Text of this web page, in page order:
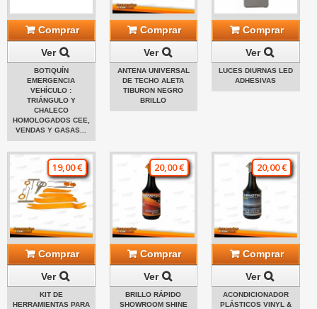
Comprar
Ver
BOTIQUÍN
EMERGENCIA
VEHÍCULO :
TRIÁNGULO Y
CHALECO
HOMOLOGADOS CEE,
VENDAS Y GASAS...
Comprar
Ver
ANTENA UNIVERSAL
DE TECHO ALETA
TIBURON NEGRO
BRILLO
Comprar
Ver
LUCES DIURNAS LED
ADHESIVAS
19,00 €
Comprar
Ver
KIT DE
HERRAMIENTAS PARA
20,00 €
Comprar
Ver
BRILLO RÁPIDO
SHOWROOM SHINE
20,00 €
Comprar
Ver
ACONDICIONADOR
PLÁSTICOS VINYL &